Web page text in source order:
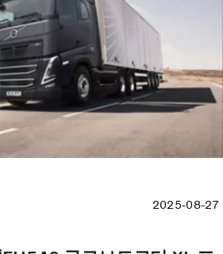
2025-08-27